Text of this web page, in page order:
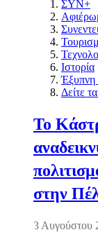
ΣΥΝ+
Ιστορία
Δείτε
Το
στην
3 Αυγούστου